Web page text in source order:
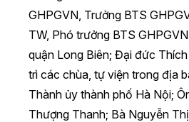
GHPGVN, Trưởng BTS
TW, Phó trưởng BTS
quận Long Biên; Đại đức
trì các chùa, tự viện trong địa
Thành ủy thành phố Hà Nội;
Thượng Thanh; Bà Nguyễn